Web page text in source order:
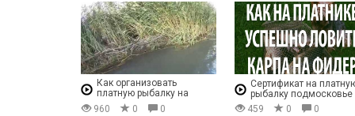
Как организовать
платную рыбалку на
пруду
960 0 0
Сертификат на
рыбалку подмосковье
459
0 0